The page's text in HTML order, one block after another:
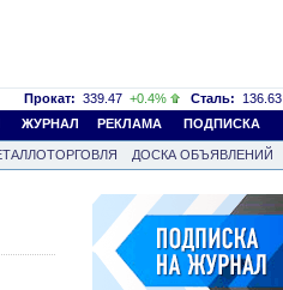
Прокат: 339.47 +0.4% Сталь: 136.63
ЖУРНАЛ РЕКЛАМА ПОДПИСКА
ДОСКА ОБЪЯВЛЕНИЙ